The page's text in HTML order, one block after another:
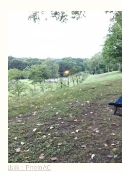
出典： PhotoAC